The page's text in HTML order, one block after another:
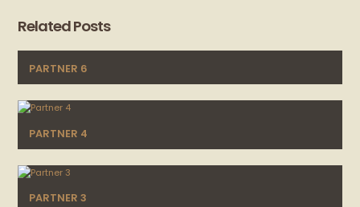
Related Posts
PARTNER 6
PARTNER 4
PARTNER 3